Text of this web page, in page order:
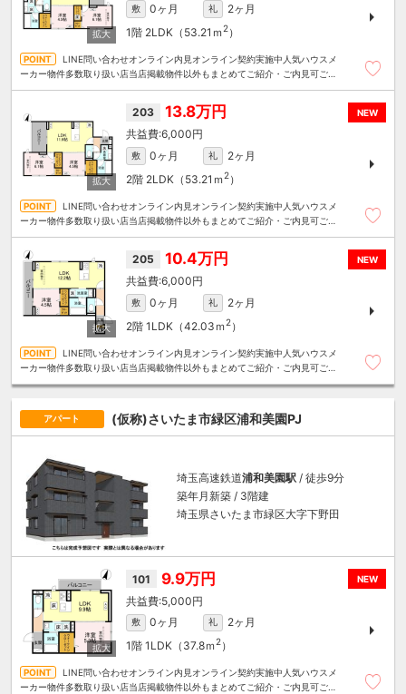
敷 0ヶ月 礼
2ヶ月
1階 2LDK（53.21ｍ 2）
LINE問い合わせオンライン内見オンライン契約実施中人気ハウスメ
ーカー物件多数取り扱い店当店掲載物件以外もまとめてご紹介・ご内見可ご予
NEW
203 13.8万円
6,000円
敷 0ヶ月 礼
2ヶ月
2階 2LDK（53.21ｍ 2）
LINE問い合わせオンライン内見オンライン契約実施中人気ハウスメ
ーカー物件多数取り扱い店当店掲載物件以外もまとめてご紹介・ご内見可ご予
NEW
205 10.4万円
6,000円
敷 0ヶ月 礼
2ヶ月
2階 1LDK（42.03ｍ 2）
LINE問い合わせオンライン内見オンライン契約実施中人気ハウスメ
ーカー物件多数取り扱い店当店掲載物件以外もまとめてご紹介・ご内見可ご予
アパート (仮称)さいたま市緑区浦和美園PJ
埼玉高速鉄道浦和美園駅 / 徒歩9分
築年月新築 / 3階建
埼玉県さいたま市緑区大字下野田
NEW
101 9.9万円
5,000円
敷 0ヶ月 礼
2ヶ月
1階 1LDK（37.8ｍ 2）
LINE問い合わせオンライン内見オンライン契約実施中人気ハウスメ
ーカー物件多数取り扱い店当店掲載物件以外もまとめてご紹介・ご内見可ご予